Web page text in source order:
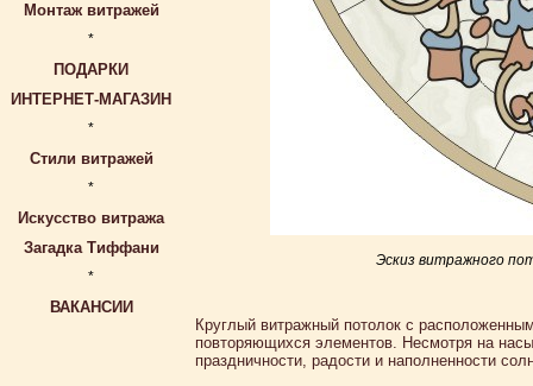
Монтаж витражей
*
ПОДАРКИ
ИНТЕРНЕТ-МАГАЗИН
*
Стили витражей
*
Искусство витража
Загадка Тиффани
*
ВАКАНСИИ
Эскиз витражного
Круглый витражный потолок с
повторяющихся элементов. Несмотря на
праздничности, радости и наполненности